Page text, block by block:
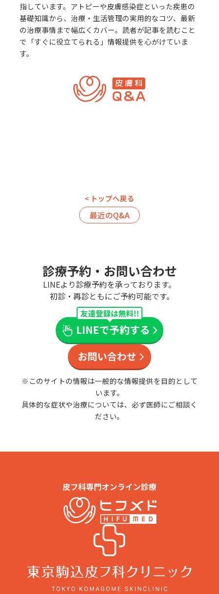
指しています。アトピーや皮膚感染症といった疾患の
基礎知識から、治療・生活管理の実用的なコツ、最新
の治療事情まで幅広くカバー。読者が記事を読むこと
で「すぐに役立てられる」情報提供を心がけていま
す。
< トップへ戻る
最近のQ&A
診療予約・お問い合わせ
LINEより診療予約を承っております。
初診・再診ともにご予約可能です。
※このサイトの情報は一般的な情報提供を目的として
います。
具体的な症状や治療については、必ず医師にご相談く
ださい。